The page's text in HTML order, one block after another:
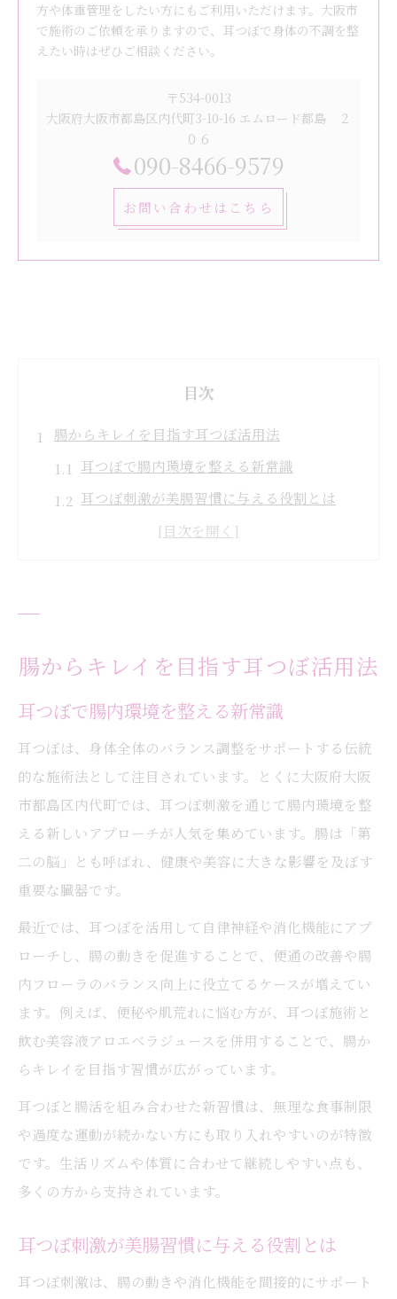
方や体重管理をしたい方にもご利用いただけます。大阪市
で施術のご依頼を承りますので、耳つぼで身体の不調を整
えたい時はぜひご相談ください。
〒534-0013
大阪府大阪市都島区内代町3-10-16 エムロード都島 ２
０６
090-8466-9579
お問い合わせはこちら
目次
腸からキレイを目指す耳つぼ活用法
耳つぼで腸内環境を整える新常識
耳つぼ刺激が美腸習慣に与える役割とは
耳つぼダイエットで内側から輝く秘訣
飲むアロエベラで腸からキレイを実感
腸内環境改善に役立つアロエベラの力
耳つぼとアロエベラで始める美腸生活
アロエベラジュース習慣の続け方と効果
耳つぼダイエットの納得できる理由
耳つぼで食欲と自律神経を整える仕組み
耳つぼによる無理のない体質改善のコツ
大阪で注目の耳つぼ美容テクニック
大阪で話題の耳つぼ美容テクニックとは
耳つぼダイエット施術の流れと信頼ポイン
ト
耳のマッサージがもたらす美と健康の効果
大阪で受けられる耳つぼサロンの選び方
耳つぼとジュース併用の体質改善術
耳つぼとアロエベラの併用で体質改善へ
腸からキレイを目指す耳つぼ活用法
耳つぼで腸内環境を整える新常識
耳つぼは、身体全体のバランス調整をサポートする伝統
的な施術法として注目されています。とくに大阪府大阪
市都島区内代町では、耳つぼ刺激を通じて腸内環境を整
える新しいアプローチが人気を集めています。腸は「第
二の脳」とも呼ばれ、健康や美容に大きな影響を及ぼす
重要な臓器です。
最近では、耳つぼを活用して自律神経や消化機能にアプ
ローチし、腸の動きを促進することで、便通の改善や腸
内フローラのバランス向上に役立てるケースが増えてい
ます。例えば、便秘や肌荒れに悩む方が、耳つぼ施術と
飲む美容液アロエベラジュースを併用することで、腸か
らキレイを目指す習慣が広がっています。
耳つぼと腸活を組み合わせた新習慣は、無理な食事制限
や過度な運動が続かない方にも取り入れやすいのが特徴
です。生活リズムや体質に合わせて継続しやすい点も、
多くの方から支持されています。
耳つぼ刺激が美腸習慣に与える役割とは
耳つぼ刺激は、腸の動きや消化機能を間接的にサポート